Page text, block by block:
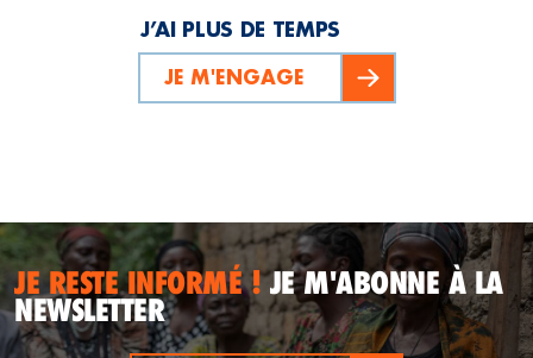
J’AI PLUS DE TEMPS
JE M'ENGAGE
JE RESTE INFORMÉ !JE M'ABONNE À LA
NEWSLETTER